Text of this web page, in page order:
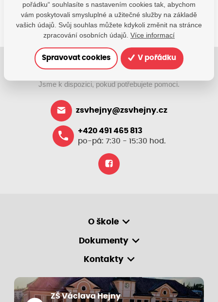
Jsme tu pro Vaše děti.
Jsme k dispozici, pokud potřebujete pomoci.
zsvhejny@zsvhejny.cz
+420 491 465 813
po-pá: 7:30 - 15:30 hod.
O škole
Dokumenty
Kontakty
ZŠ Václava Hejny
pořádku“ souhlasíte s nastavením cookies tak, abychom
vám poskytovali smysluplné a užitečné služby na základě
vašich údajů. Svůj souhlas můžete kdykoli změnit na stránce
zpracování osobních údajů. Více informací
Spravovat cookies V pořádku